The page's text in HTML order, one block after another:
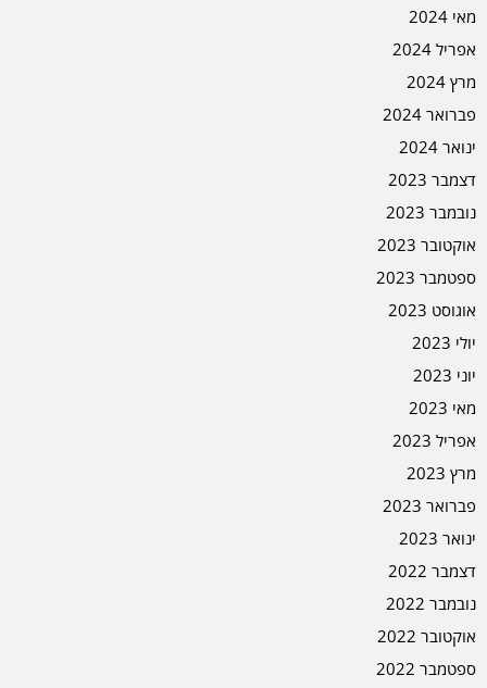
מאי 2024
אפריל 2024
מרץ 2024
פברואר 2024
ינואר 2024
דצמבר 2023
נובמבר 2023
אוקטובר 2023
ספטמבר 2023
אוגוסט 2023
יולי 2023
יוני 2023
מאי 2023
אפריל 2023
מרץ 2023
פברואר 2023
ינואר 2023
דצמבר 2022
נובמבר 2022
אוקטובר 2022
ספטמבר 2022